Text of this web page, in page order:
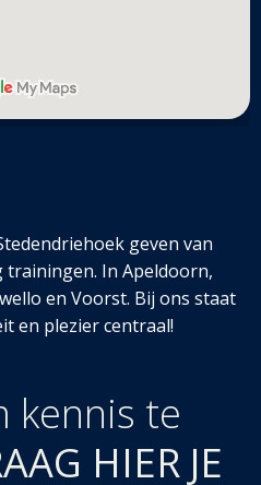
geven van
trainingen. In Apeldoorn,
en Voorst. Bij ons staat
en plezier centraal!
kennis te
HIER JE